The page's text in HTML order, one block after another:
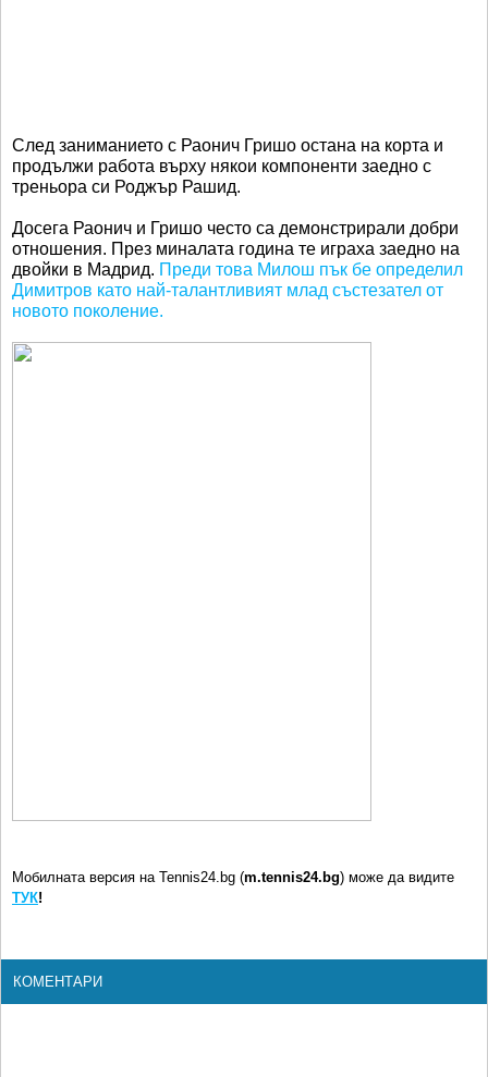
След заниманието с Раонич Гришо остана на корта и
продължи работа върху някои компоненти заедно с
треньора си Роджър Рашид.
Досега Раонич и Гришо често са демонстрирали добри
отношения. През миналата година те играха заедно на
двойки в Мадрид. Преди това Милош пък бе определил
Димитров като най-талантливият млад състезател от
новото поколение.
Мобилната версия на Tennis24.bg (m.tennis24.bg) може да видите
ТУК!
КОМЕНТАРИ